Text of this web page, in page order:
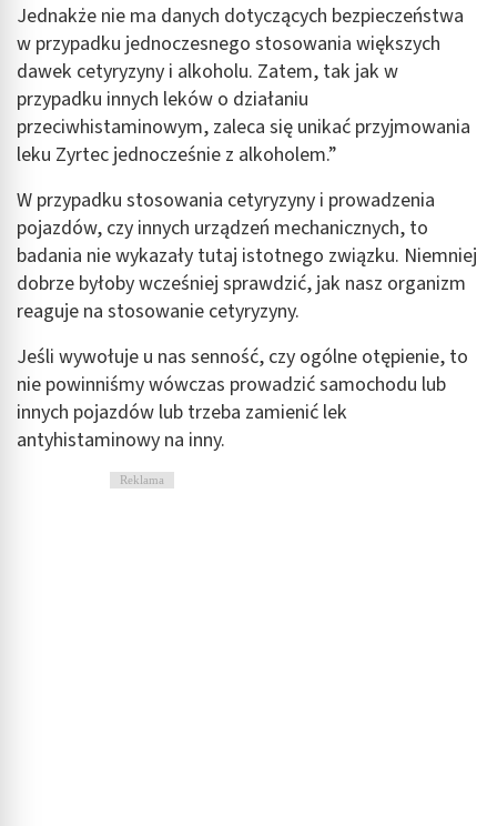
Jednakże nie ma danych dotyczących bezpieczeństwa
w przypadku jednoczesnego stosowania większych
dawek cetyryzyny i alkoholu. Zatem, tak jak w
przypadku innych leków o działaniu
przeciwhistaminowym, zaleca się unikać przyjmowania
leku Zyrtec jednocześnie z alkoholem.”
W przypadku stosowania cetyryzyny i prowadzenia
pojazdów, czy innych urządzeń mechanicznych, to
badania nie wykazały tutaj istotnego związku. Niemniej
dobrze byłoby wcześniej sprawdzić, jak nasz organizm
reaguje na stosowanie cetyryzyny.
Jeśli wywołuje u nas senność, czy ogólne otępienie, to
nie powinniśmy wówczas prowadzić samochodu lub
innych pojazdów lub trzeba zamienić lek
antyhistaminowy na inny.
Reklama